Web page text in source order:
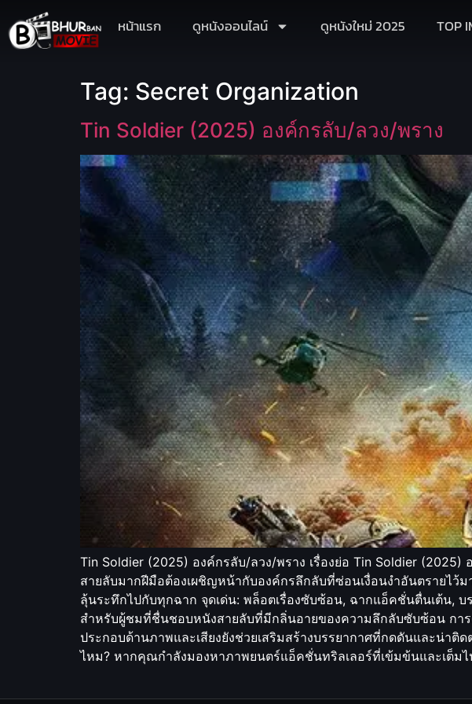
หน้าแรก ดูหนังออนไลน์ ดูหนังใหม่ 2025 TOP
Tag: Secret Organization
Tin Soldier (2025) องค์กรลับ/ลวง/พราง
Tin Soldier (2025) องค์กรลับ/ลวง/พราง เรื่องย่อ Tin Soldier
สายลับมากฝีมือต้องเผชิญหน้ากับองค์กรลึกลับที่ซ่อนเงื่อนงำอันตรายไว้
ลุ้นระทึกไปกับทุกฉาก จุดเด่น: พล็อตเรื่องซับซ้อน, ฉากแอ็คชั่นตื่นเต้น,
สำหรับผู้ชมที่ชื่นชอบหนังสายลับที่มีกลิ่นอายของความลึกลับซับซ้อน การ
ประกอบด้านภาพและเสียงยังช่วยเสริมสร้างบรรยากาศที่กดดันและน่า
ไหม? หากคุณกำลังมองหาภาพยนตร์แอ็คชั่นทริลเลอร์ที่เข้มข้นและเต็